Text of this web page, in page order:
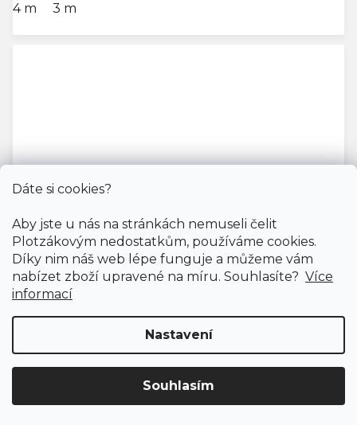
Dáte si cookies?
Aby jste u nás na stránkách nemuseli čelit
Plotzákovým nedostatkům, používáme cookies.
Díky nim náš web lépe funguje a můžeme vám
nabízet zboží upravené na míru. Souhlasíte? Více
informací
Nastavení
Souhlasím
4 m 3 m